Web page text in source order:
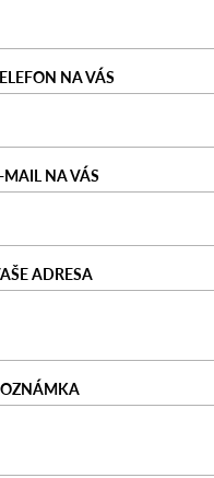
NA VÁS
MAIL NA VÁS
ADRESA